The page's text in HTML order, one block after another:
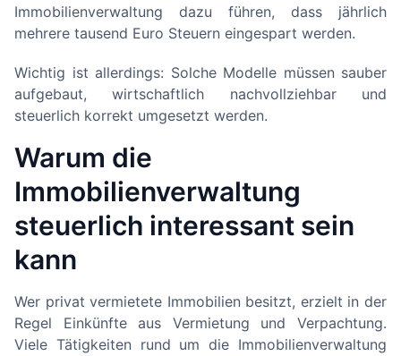
Immobilienverwaltung dazu führen, dass jährlich
mehrere tausend Euro Steuern eingespart werden.
Wichtig ist allerdings: Solche Modelle müssen sauber
aufgebaut, wirtschaftlich nachvollziehbar und
steuerlich korrekt umgesetzt werden.
Warum die
Immobilienverwaltung
steuerlich interessant sein
kann
Wer privat vermietete Immobilien besitzt, erzielt in der
Regel Einkünfte aus Vermietung und Verpachtung.
Viele Tätigkeiten rund um die Immobilienverwaltung